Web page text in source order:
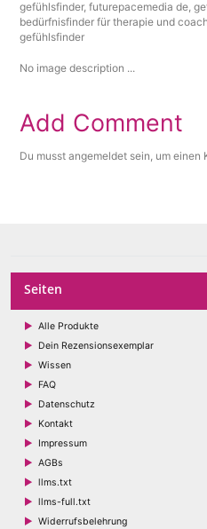
No image description ...
Add Comment
Du musstangemeldet sein, um einen
Seiten
Alle Produkte
Dein Rezensionsexemplar
Wissen
FAQ
Datenschutz
Kontakt
Impressum
AGBs
llms.txt
llms-full.txt
Widerrufsbelehrung